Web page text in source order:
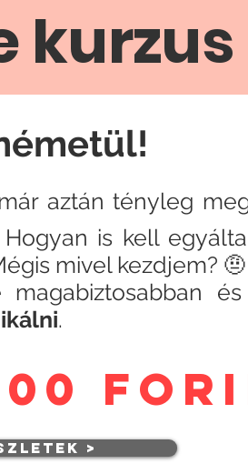
kurzus
aztán tényleg
is kell
mivel kezdjem? 🤨
és
.
>